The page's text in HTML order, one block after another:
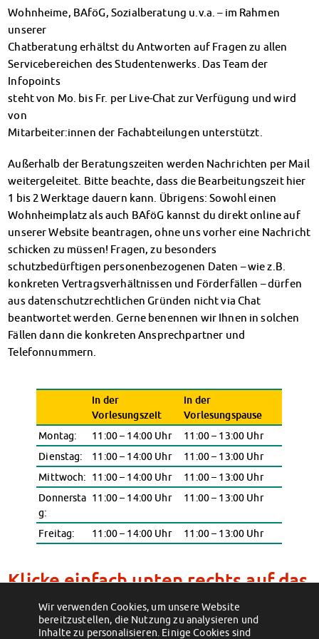
Klimabewusst essen
Mensa-FAQs
CampusCatering
MensaFeedback
AnsprechpartnerInnen
Wohnen
Wohnheime im Überblick
Wohnheime in Magdeburg
Wohnheimantrag & -service
MIT einander – FÜR einander
Wohnheimtutoren
Schadensmeldung
Wohnen-FAQ
Dokumente
AnsprechpartnerInnen
Soziales & Beratung
Sozialberatung
Finanzierungsberatung
Rückerstattung Semesterbeitrag
Anmeldung Sonderveranstaltungen
Rechtsberatung
Chatberatung
FAQs Soziales & Beratung
Dokumente
AnsprechpartnerInnen
Beratung für Internationals
Wohnen für Internationals
Kulturförderung
Magdeburger Studierendentage
AnsprechpartnerInnen
Wohnheime, BAföG, Sozialberatung u.v.a. – im Rahmen
unserer
Chatberatung erhältst du Antworten auf Fragen zu allen
Servicebereichen des Studentenwerks. Das Team der
Infopoints
steht von Mo. bis Fr. per Live-Chat zur Verfügung und wird
von
Mitarbeiter:innen der Fachabteilungen unterstützt.
Außerhalb der Beratungszeiten werden Nachrichten per Mail
weitergeleitet. Bitte beachte, dass die Bearbeitungszeit hier
1 bis 2 Werktage dauern kann. Übrigens: Sowohl einen
Wohnheimplatz als auch BAföG kannst du direkt online auf
unserer Website beantragen, ohne uns vorher eine Nachricht
schicken zu müssen! Fragen, zu besonders
schutzbedürftigen personenbezogenen Daten – wie z.B.
konkreten Vertragsverhältnissen und Förderfällen – dürfen
aus datenschutzrechtlichen Gründen nicht via Chat
beantwortet werden. Gerne benennen wir Ihnen in solchen
Fällen dann die konkreten Ansprechpartner und
Telefonnummern.
in der
Vorlesungszeit
in der
Vorlesungspause
Montag:
11:00 – 14:00 Uhr
11:00 – 13:00 Uhr
Dienstag:
11:00 – 14:00 Uhr
11:00 – 13:00 Uhr
Mittwoch: 11:00 – 14:00 Uhr
11:00 – 13:00 Uhr
Donnersta
g:
11:00 – 14:00 Uhr 11:00 – 13:00 Uhr
Freitag: 11:00 – 14:00 Uhr 11:00 – 13:00 Uhr
Klicke einfach unten rechts auf das
Chat-Symbol oder bei Problemen
direkt auf diesen Link.
Wir verwenden Cookies, um unsere Website
bereitzustellen, die Nutzung zu analysieren und
Inhalte zu personalisieren. Einige Cookies sind